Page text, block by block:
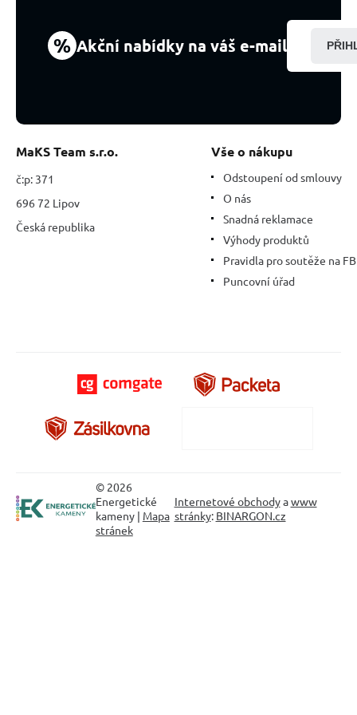
kus,
Top
% Akční nabídky na váš e-mail
MaKS Team s.r.o.
č:p: 371
696 72 Lipov
Česká republika
Vše o nákupu
Odstoupení od smlouvy
O nás
Snadná reklamace
Výhody produktů
Pravidla pro soutěže na FB
Puncovní úřad
© 2026
Energetické
kameny | Mapa
stránek
Internetové obchodyawww
stránky: BINARGON.cz